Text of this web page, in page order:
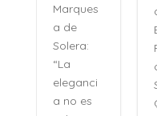
de la
Bienal de
Flamenc
o de
Sevilla: “
Queremo